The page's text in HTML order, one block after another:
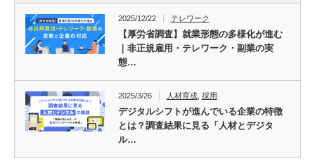
2025/12/22 テレワーク
【厚労省調査】就業形態の多様化が進む
｜非正規雇用・テレワーク・副業の実
態…
2025/3/26 人材育成, 採用
デジタルシフトが進んでいる企業の特徴
とは？調査結果に見る「人材とデジタ
ル…